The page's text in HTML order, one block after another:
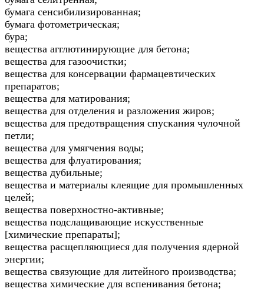
бумага сенсибилизированная;
бумага фотометрическая;
бура;
вещества агглютинирующие для бетона;
вещества для газоочистки;
вещества для консервации фармацевтических
препаратов;
вещества для матирования;
вещества для отделения и разложения жиров;
вещества для предотвращения спускания чулочной
петли;
вещества для умягчения воды;
вещества для флуатирования;
вещества дубильные;
вещества и материалы клеящие для промышленных
целей;
вещества поверхностно-активные;
вещества подслащивающие искусственные
[химические препараты];
вещества расщепляющиеся для получения ядерной
энергии;
вещества связующие для литейного производства;
вещества химические для вспенивания бетона;